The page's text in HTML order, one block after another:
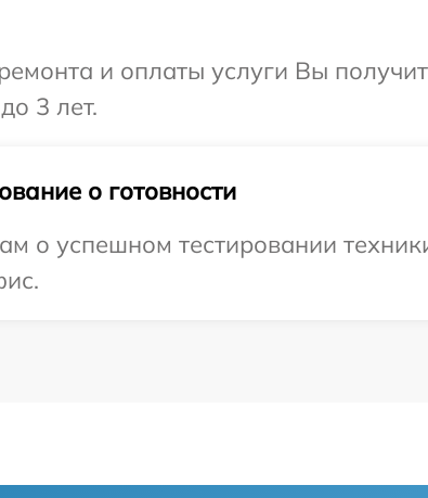
и оплаты услуги Вы
3 лет.
о готовности
о успешном тестировании